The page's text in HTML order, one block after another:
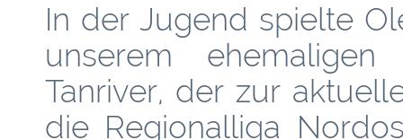
In der Jugend spielte
unserem ehemaligen
Tanriver, der zur
die Regionalliga